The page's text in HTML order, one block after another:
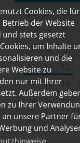
Cookies, die für
der Website
stets gesetzt
um Inhalte
und die
Website zu
nur mit Ihrer
Außerdem
zu Ihrer
an unsere Partner
und
Mo Di Mi
27
28 29
3
4 5
10
11
17
18 19
24
25 26
31
1 2